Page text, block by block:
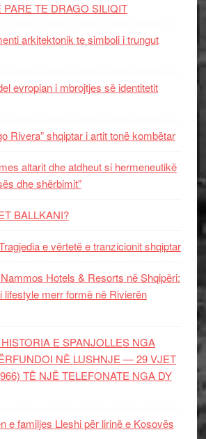
PARE TE DRAGO SILIQIT
arkitektonik te simboli i trungut
evropian i mbrojtjes së identitetit
Rivera” shqiptar i artit tonë kombëtar
altarit dhe atdheut si hermeneutikë
dhe shërbimit”
BALLKANI?
e vërtetë e tranzicionit shqiptar
Hotels & Resorts në Shqipëri:
lifestyle merr formë në Rivierën
E SPANJOLLES NGA
NË LUSHNJE — 29 VJET
TË NJË TELEFONATE NGA DY
e familjes Lleshi për lirinë e Kosovës